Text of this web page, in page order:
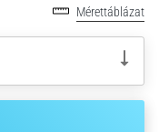
Mérettáblázat